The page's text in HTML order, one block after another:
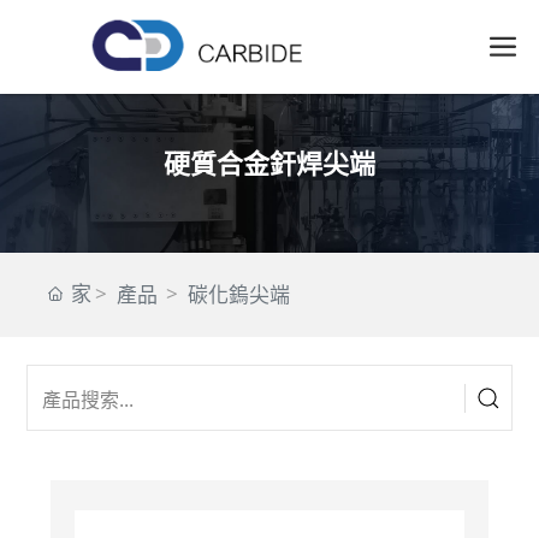
硬質合金釬焊尖端
家 產品 碳化鎢尖端